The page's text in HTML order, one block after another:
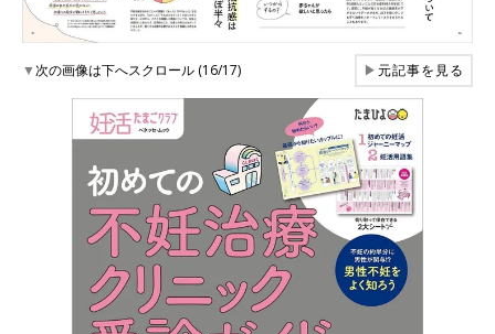
▼次の画像は下へスクロール (16/17) ▶元記事を見る